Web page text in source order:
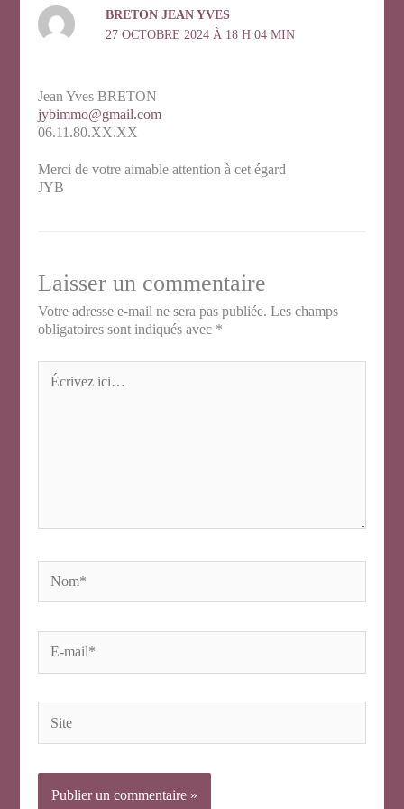
BRETON JEAN YVES
27 OCTOBRE 2024 À 18 H 04 MIN
Jean Yves BRETON
jybimmo@gmail.com
06.11.80.XX.XX
Merci de votre aimable attention à cet égard
JYB
Laisser un commentaire
Votre adresse e-mail ne sera pas publiée. Les champs
obligatoires sont indiqués avec *
ici…
mail*